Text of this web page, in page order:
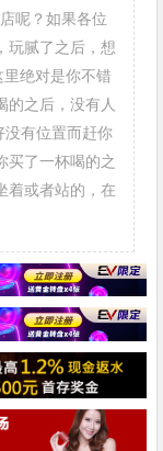
呢？如果各位
玩腻了之后，想
绝对是你不错
的之后，没有人
没有位置而赶你
买了一杯喝的之
着或者站的，在